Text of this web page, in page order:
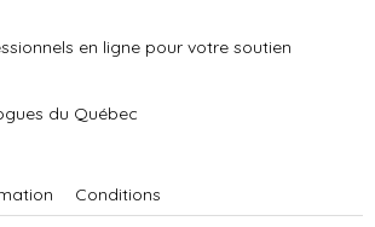
en ligne pour votre soutien
du Québec
Conditions